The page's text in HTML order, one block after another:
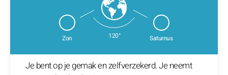
Zon Saturnus
120°
Je bent op je gemak en zelfverzekerd. Je neemt